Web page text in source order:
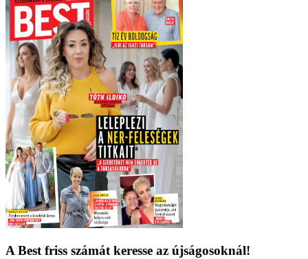
A Best friss számát keresse az újságosoknál!